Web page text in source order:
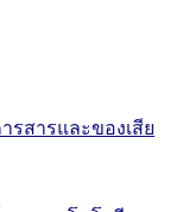
รสารและของเสีย